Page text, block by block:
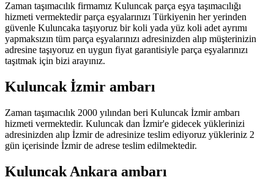
Zaman taşımacılık firmamız Kuluncak parça eşya taşımacılığı
hizmeti vermektedir parça eşyalarınızı Türkiyenin her yerinden
güvenle Kuluncaka taşıyoruz bir koli yada yüz koli adet ayrımı
yapmaksızın tüm parça eşyalarınızı adresinizden alıp müşterinizin
adresine taşıyoruz en uygun fiyat garantisiyle parça eşyalarınızı
taşıtmak için bizi arayınız.
Kuluncak İzmir ambarı
Zaman taşımacılık 2000 yılından beri Kuluncak İzmir ambarı
hizmeti vermektedir. Kuluncak dan İzmir'e gidecek yüklerinizi
adresinizden alıp İzmir de adresinize teslim ediyoruz yükleriniz 2
gün içerisinde İzmir de adrese teslim edilmektedir.
Kuluncak Ankara ambarı